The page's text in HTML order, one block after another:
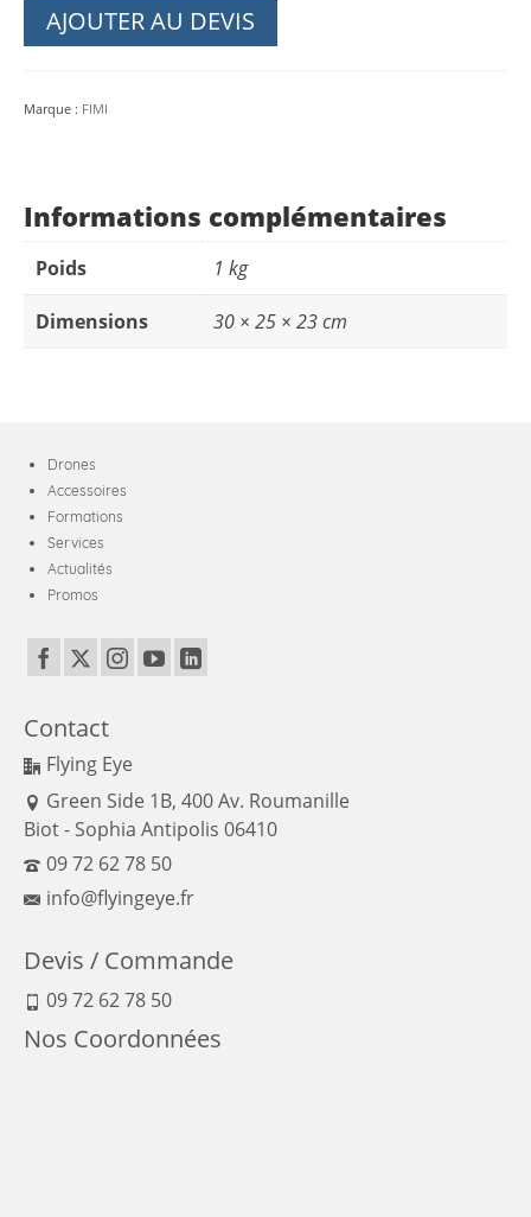
2022
AJOUTER AU DEVIS
Marque : FIMI
Informations complémentaires
Poids 1 kg
Dimensions 30 × 25 × 23 cm
Drones
Accessoires
Formations
Services
Actualités
Promos
Contact
Flying Eye
Green Side 1B, 400 Av. Roumanille
Biot - Sophia Antipolis 06410
09 72 62 78 50
info@flyingeye.fr
Devis / Commande
09 72 62 78 50
Nos Coordonnées